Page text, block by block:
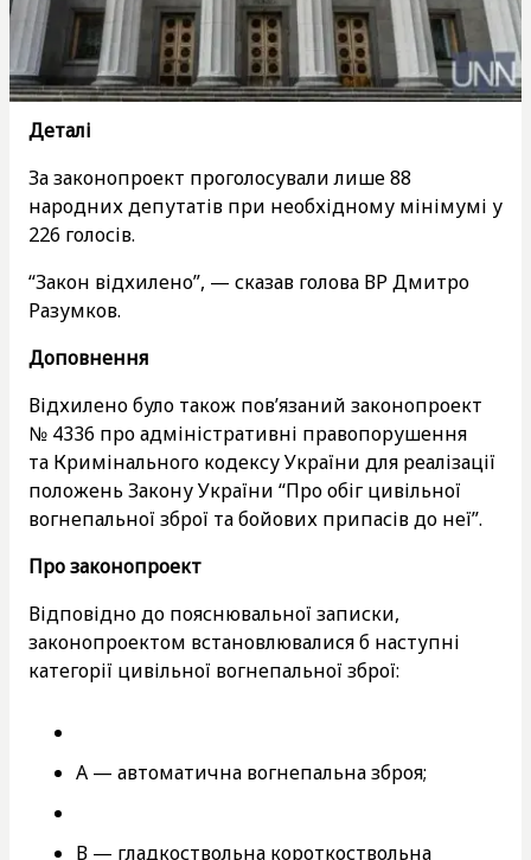
Деталі
За законопроект проголосували лише 88
народних депутатів при необхідному мінімумі у
226 голосів.
“Закон відхилено”, — сказав голова ВР Дмитро
Разумков.
Доповнення
Відхилено було також пов’язаний законопроект
№ 4336 про адміністративні правопорушення
та Кримінального кодексу України для реалізації
положень Закону України “Про обіг цивільної
вогнепальної зброї та бойових припасів до неї”.
Про законопроект
Відповідно до пояснювальної записки,
законопроектом встановлювалися б наступні
категорії цивільної вогнепальної зброї:
А — автоматична вогнепальна зброя;
В — гладкоствольна короткоствольна